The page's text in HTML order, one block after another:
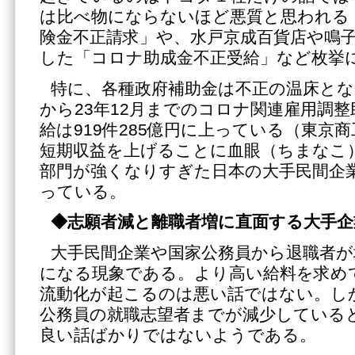
は比べ物にならないほど悪質と思われ
険金不正請求」や、水戸京成百貨店や鳴
した「コロナ助成金不正受給」など枚挙
特に、各種政府補助金は不正の温床と
から23年12月までのコロナ関連雇用調
給は919件285億円に上っている（東京
短期収益を上げることに血眼（ちまなこ
部門が強くなりすぎた日本の大手民間企
っている。
◆志願者減と離職者増に直面する大手
大手民間企業や国家公務員から退職者
になる現象である。より高い給料を求め
流動化が起こるのは悪い話ではない。し
公務員の就職志望者までが減少している
良い話ばかりではないようである。